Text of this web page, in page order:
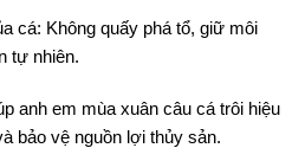
cá: Không quấy phá tổ, giữ môi
tự nhiên.
anh em mùa xuân câu cá trôi hiệu
bảo vệ nguồn lợi thủy sản.